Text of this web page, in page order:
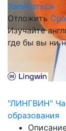
Записаться
Отложить
Изучайте
где бы вы ни
"ЛИНГВИН"
образования